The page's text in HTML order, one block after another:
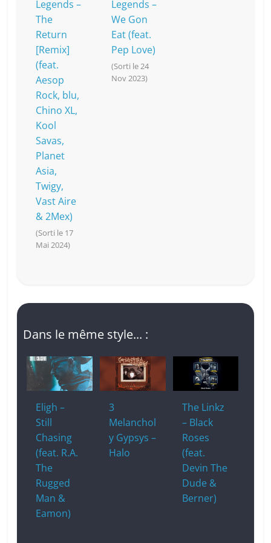
Legends –
The
Return
[Remix]
(feat.
Aesop
Rock, blu,
Chino XL,
Kool
Savas,
Planet
Asia,
Twigy,
Vast Aire
& 2Mex)
(Sorti le 17
Mai 2024)
Legends –
We Gon
Eat (feat.
Pep Love)
(Sorti le 24
Nov 2023)
Dans le même style... :
Eligh –
Still
Chasing
(feat. R.A.
The
Rugged
Man &
Eamon)
3
Melanchol
y Gypsys –
Halo
The Linkz
– Black
Roses
(feat.
Devin The
Dude &
Berner)